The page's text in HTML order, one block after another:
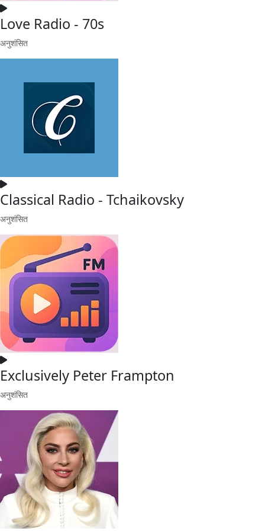
Love Radio - 70s
अनुशंसित
Classical Radio - Tchaikovsky
अनुशंसित
Exclusively Peter Frampton
अनुशंसित